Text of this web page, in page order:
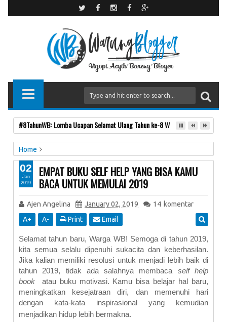
#8TahunWB: Lomba Ucapan Selamat Ulang Tahun ke-8 Warung Blogger
Home
Buku
EMPAT BUKU SELF HELP YANG BISA KAMU BACA UNTUK
EMPAT BUKU SELF HELP YANG BISA KAMU
BACA UNTUK MEMULAI 2019
Ajen Angelina January 02, 2019 14 komentar
A+ A- Print Email
Selamat tahun baru, Warga WB! Semoga di tahun 2019,
kita semua selalu dipenuhi sukacita dan keberhasilan.
Jika kalian memiliki resolusi untuk menjadi lebih baik di
tahun 2019, tidak ada salahnya membaca self help
book
atau buku motivasi. Kamu bisa belajar hal baru,
meningkatkan kesejatraan diri, dan memenuhi hari
dengan kata-kata inspirasional yang kemudian
menjadikan hidup lebih bermakna.
02
Jan
2019